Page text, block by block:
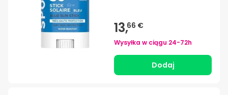
13,66 €
Wysyłka w ciągu 24-72h
Dodaj